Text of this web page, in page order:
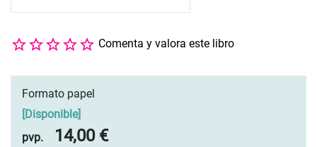
Comenta y valora este libro
Formato papel
[Disponible]
pvp.
14,00 €